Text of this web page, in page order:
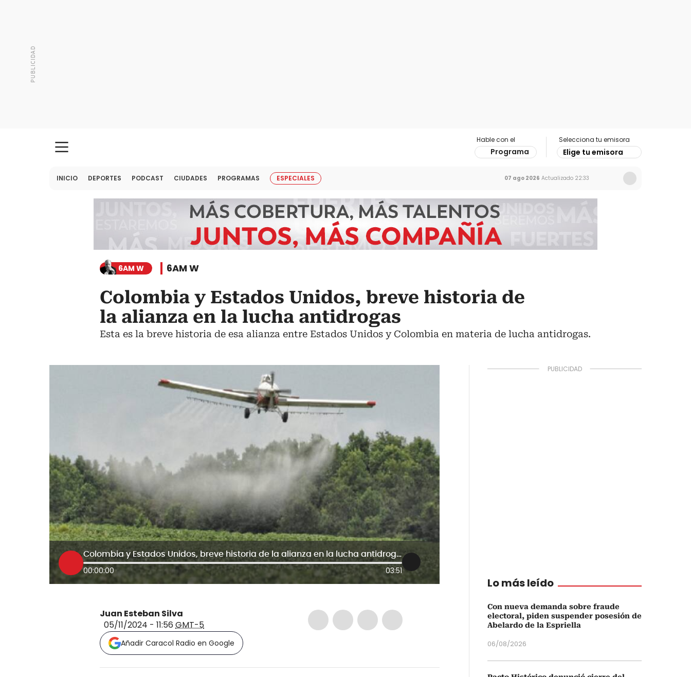
Hable con el
Programa
Selecciona tu emisora
Elige tu emisora
INICIO DEPORTES PODCAST CIUDADES PROGRAMAS ESPECIALES 07 ago 2026 Actualizado 22:33
6AM W 6AM W
Colombia y Estados Unidos, breve historia de
la alianza en la lucha antidrogas
Esta es la breve historia de esa alianza entre Estados Unidos y Colombia en materia de lucha antidrogas.
Colombia y Estados Unidos, breve historia de la alianza en la lucha antidrogas
00:00:00 03:51
Juan Esteban Silva
05/11/2024 - 11:56 GMT-5
Añadir Caracol Radio en Google
Lo más leído
Con nueva demanda sobre fraude
electoral, piden suspender posesión de
Abelardo de la Espriella
06/08/2026